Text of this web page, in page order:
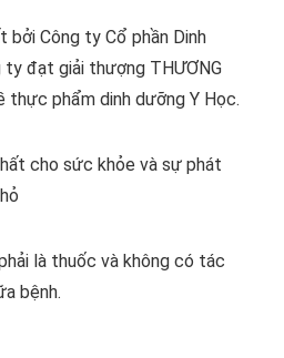
bởi Công ty Cổ phần Dinh
đạt giải thượng THƯƠNG
thực phẩm dinh dưỡng Y Học.
cho sức khỏe và sự phát
là thuốc và không có tác
bệnh.